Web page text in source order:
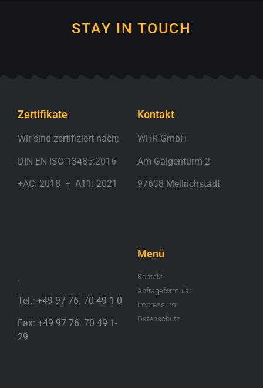
STAY IN TOUCH
Zertifikate
Wir sind zertifiziert nach:
DIN EN ISO 13485:2016
+AC: 2018 + A11: 2021
Kontakt
WHR GmbH
Am Galgenturm 2
97638 Mellrichstadt
.
Tel.: +49 97 76. 70 49 1-0
Fax: +49 97 76. 70 49 1-
29
Menü
Kontakt
Anfrageformular
Impressum
Datenschutz